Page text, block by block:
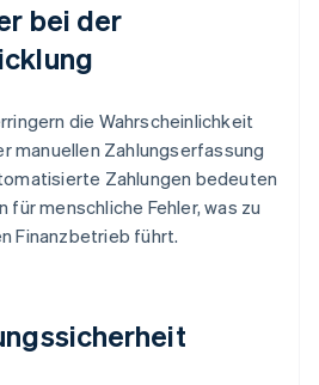
bei der
die Wahrscheinlichkeit
manuellen Zahlungserfassung
Zahlungen bedeuten
menschliche Fehler, was zu
Finanzbetrieb führt.